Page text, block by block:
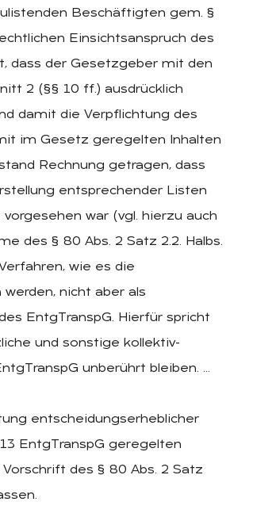
Beschäftigten gem. §
Einsichtsanspruch des
dass der Gesetzgeber mit den
2 (§§ 10 ff.) ausdrücklich
damit die Verpflichtung des
im Gesetz geregelten Inhalten
Rechnung getragen, dass
entsprechender Listen
war (vgl. hierzu auch
des § 80 Abs. 2 Satz 2.2. Halbs.
wie es die
nicht aber als
EntgTranspG. Hierfür spricht
und sonstige kollektiv-
unberührt bleiben. …
entscheidungserheblicher
EntgTranspG geregelten
des § 80 Abs. 2 Satz